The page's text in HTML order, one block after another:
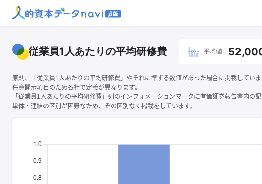
従業員1人あたりの平均研修費 平均値
原則、「従業員1人あたりの平均研修費」やそれに準ずる数値があった場合に掲載していま
任意開示項目のため各社で定義が異なります。
「従業員1人あたりの平均研修費」列のインフォメーションマークに有価証券報告書内の
単体・連結の区別が困難なため、その区別なく掲載をしています。